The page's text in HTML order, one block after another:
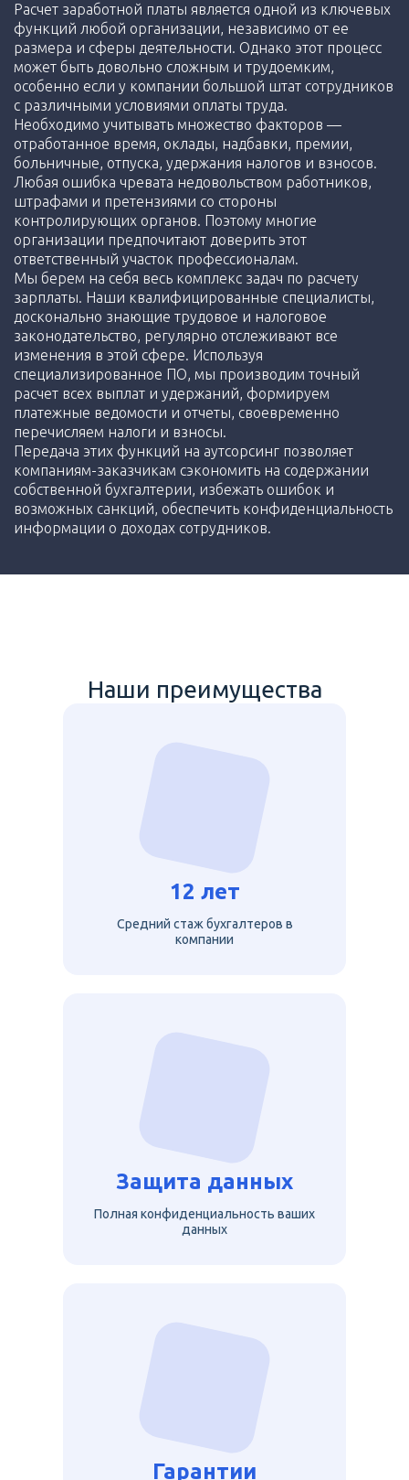
Расчет заработной платы является одной из ключевых
функций любой организации, независимо от ее
размера и сферы деятельности. Однако этот процесс
может быть довольно сложным и трудоемким,
особенно если у компании большой штат сотрудников
с различными условиями оплаты труда.
Необходимо учитывать множество факторов —
отработанное время, оклады, надбавки, премии,
больничные, отпуска, удержания налогов и взносов.
Любая ошибка чревата недовольством работников,
штрафами и претензиями со стороны
контролирующих органов. Поэтому многие
организации предпочитают доверить этот
ответственный участок профессионалам.
Мы берем на себя весь комплекс задач по расчету
зарплаты. Наши квалифицированные специалисты,
досконально знающие трудовое и налоговое
законодательство, регулярно отслеживают все
изменения в этой сфере. Используя
специализированное ПО, мы производим точный
расчет всех выплат и удержаний, формируем
платежные ведомости и отчеты, своевременно
перечисляем налоги и взносы.
Передача этих функций на аутсорсинг позволяет
компаниям-заказчикам сэкономить на содержании
собственной бухгалтерии, избежать ошибок и
возможных санкций, обеспечить конфиденциальность
информации о доходах сотрудников.
Наши преимущества
12 лет
Средний стаж бухгалтеров в
компании
Защита данных
Полная конфиденциальность ваших
данных
Гарантии